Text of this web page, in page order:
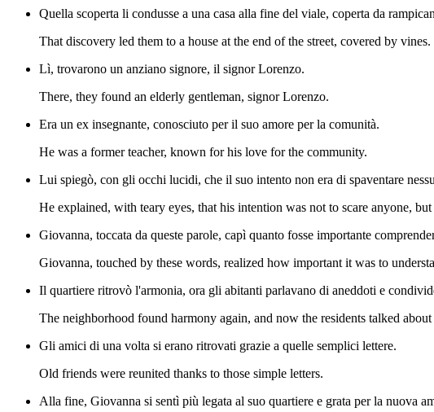
Quella scoperta li condusse a una casa alla fine del viale, coperta da
That discovery led them to a house at the end of the street, covered by vines.
Lì, trovarono un anziano signore, il signor Lorenzo.
There, they found an elderly gentleman, signor Lorenzo.
Era un ex insegnante, conosciuto per il suo amore per la comunità.
He was a former teacher, known for his love for the community.
Lui spiegò, con gli occhi lucidi, che il suo intento non era di spaventare
He explained, with teary eyes, that his intention was not to scare anyone,
Giovanna, toccata da queste parole, capì quanto fosse importante
Giovanna, touched by these words, realized how important it was to
Il quartiere ritrovò l'armonia, ora gli abitanti parlavano di aneddoti e
The neighborhood found harmony again, and now the residents talked
Gli amici di una volta si erano ritrovati grazie a quelle semplici lettere.
Old friends were reunited thanks to those simple letters.
Alla fine, Giovanna si sentì più legata al suo quartiere e grata per la nuova